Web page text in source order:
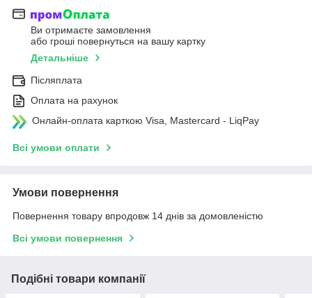
Ви отримаєте замовлення
або гроші повернуться на вашу картку
Детальніше
Післяплата
Оплата на рахунок
Онлайн-оплата карткою Visa, Mastercard - LiqPay
Всі умови оплати
Умови повернення
Повернення товару впродовж 14 днів за домовленістю
Всі умови повернення
Подібні товари компанії